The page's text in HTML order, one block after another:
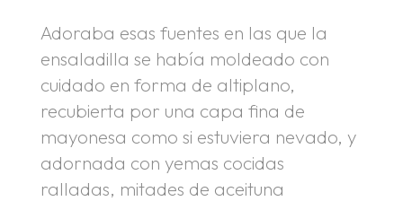
Adoraba esas fuentes en las que la
ensaladilla se había moldeado con
cuidado en forma de altiplano,
recubierta por una capa fina de
mayonesa como si estuviera nevado, y
adornada con yemas cocidas
ralladas, mitades de aceituna